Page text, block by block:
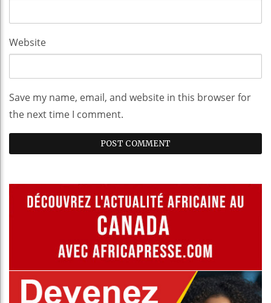
Website
Save my name, email, and website in this browser for
the next time I comment.